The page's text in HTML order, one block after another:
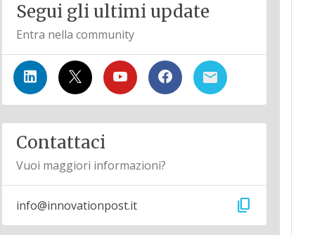
Segui gli ultimi update
Entra nella community
Contattaci
Vuoi maggiori informazioni?
info@innovationpost.it content_copy